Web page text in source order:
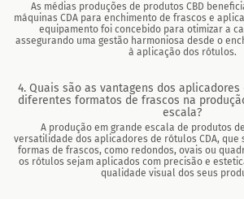
As médias produções de produtos CBD
máquinas CDA para enchimento de frascos e
equipamento foi concebido para otimizar a
assegurando uma gestão harmoniosa desde o
à aplicação dos rótulos.
4. Quais são as vantagens dos aplicadores
diferentes formatos de frascos na
escala?
A produção em grande escala de produtos
versatilidade dos aplicadores de rótulos CDA, que
formas de frascos, como redondos, ovais ou
os rótulos sejam aplicados com precisão e
qualidade visual dos seus